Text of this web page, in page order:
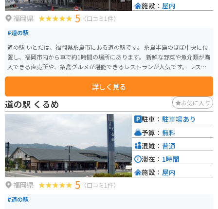
福岡県 5 （口コミ1件）
#道の駅
道の駅 いとだは、福岡県糸島市にある道の駅です。 糸島半島のほぼ中央に位
置し、福岡市内から車で約1時間の場所にあります。 新鮮な野菜や魚介類が購
入できる直売所や、糸島グルメが堪能できるレストランが人気です。 レスト
ランでは、糸島産の食材をふんだんに使った海鮮丼や、糸島牛のステーキな
トとしても人気があります。 道の駅には、広い駐車場やトイレが完備されて
いるので、ツーリング中の休憩に最適です。 周辺には、美しい海岸線が続く
糸島半島があるので、ツーリングの目的地にもおすすめです。 糸島は、海産
物や農産物が豊富な地域です。 道の駅 いとだでは、新鮮な魚介類や野菜が購
入できます。 また、糸島産の食材を使った加工品なども販売されています。
周辺には、二見ヶ浦や桜井二見ヶ浦など、景勝地としても知られるスポット
があります。
詳しく見る
施設： 屋内
道の駅 くるめ お気に入り
福岡県 5 （口コミ1件）
#道の駅
駐車： 駐車場あり
予算： 無料
混雑： 普通
滞在： 1時間
施設： 屋内